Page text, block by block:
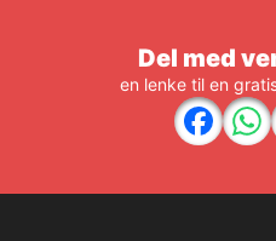
Del med
en lenke til en